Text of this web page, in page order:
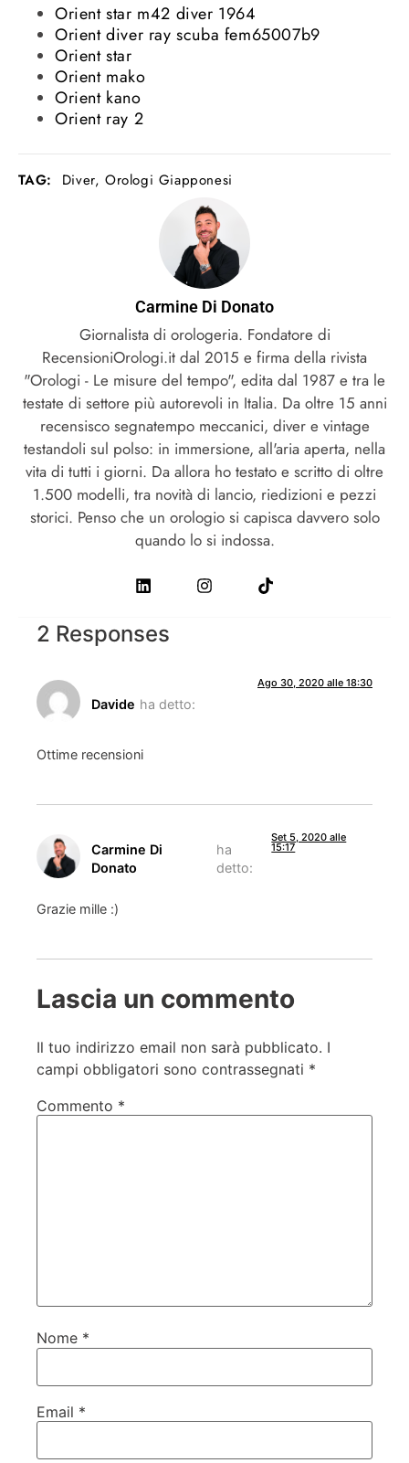
Orient star m42 diver 1964
Orient diver ray scuba fem65007b9
Orient star
Orient mako
Orient kano
Orient ray 2
TAG: Diver,Orologi Giapponesi
Carmine Di Donato
Giornalista di orologeria. Fondatore di
RecensioniOrologi.it dal 2015 e firma della rivista
"Orologi - Le misure del tempo", edita dal 1987 e tra le
testate di settore più autorevoli in Italia. Da oltre 15 anni
recensisco segnatempo meccanici, diver e vintage
testandoli sul polso: in immersione, all'aria aperta, nella
vita di tutti i giorni. Da allora ho testato e scritto di oltre
1.500 modelli, tra novità di lancio, riedizioni e pezzi
storici. Penso che un orologio si capisca davvero solo
quando lo si indossa.
2 Responses
Davide ha detto:
Ago 30, 2020 alle 18:30
Ottime recensioni
Carmine Di
Donato
ha
detto:
Set 5, 2020 alle
15:17
Grazie mille :)
Lascia un commento
Il tuo indirizzo email non sarà pubblicato. I
campi obbligatori sono contrassegnati *
Commento *
Nome *
Email *